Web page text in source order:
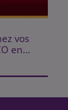
vos
en...